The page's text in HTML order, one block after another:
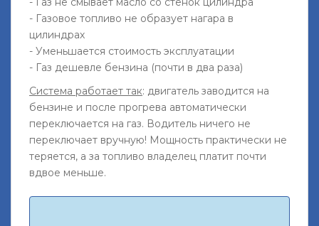
- Газовое топливо не образует нагара в
цилиндрах
- Уменьшается стоимость эксплуатации
- Газ дешевле бензина (почти в два раза)
Система работает так: двигатель заводится на
бензине и после прогрева автоматически
переключается на газ. Водитель ничего не
переключает вручную! Мощность практически не
теряется, а за топливо владелец платит почти
вдвое меньше.